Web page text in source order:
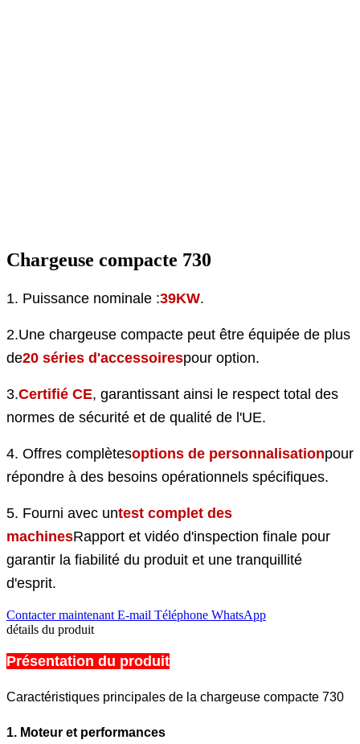
Chargeuse compacte 730
1. Puissance nominale :39KW.
2.Une chargeuse compacte peut être équipée de plus
de20 séries d'accessoirespour option.
3.Certifié CE, garantissant ainsi le respect total des
normes de sécurité et de qualité de l'UE.
4. Offres complètesoptions de personnalisationpour
répondre à des besoins opérationnels spécifiques.
5. Fourni avec untest complet des
machinesRapport et vidéo d'inspection finale pour
garantir la fiabilité du produit et une tranquillité
d'esprit.
Contacter maintenant E-mail Téléphone WhatsApp
détails du produit
Présentation du produit
Caractéristiques principales de la chargeuse compacte 730
1. Moteur et performances